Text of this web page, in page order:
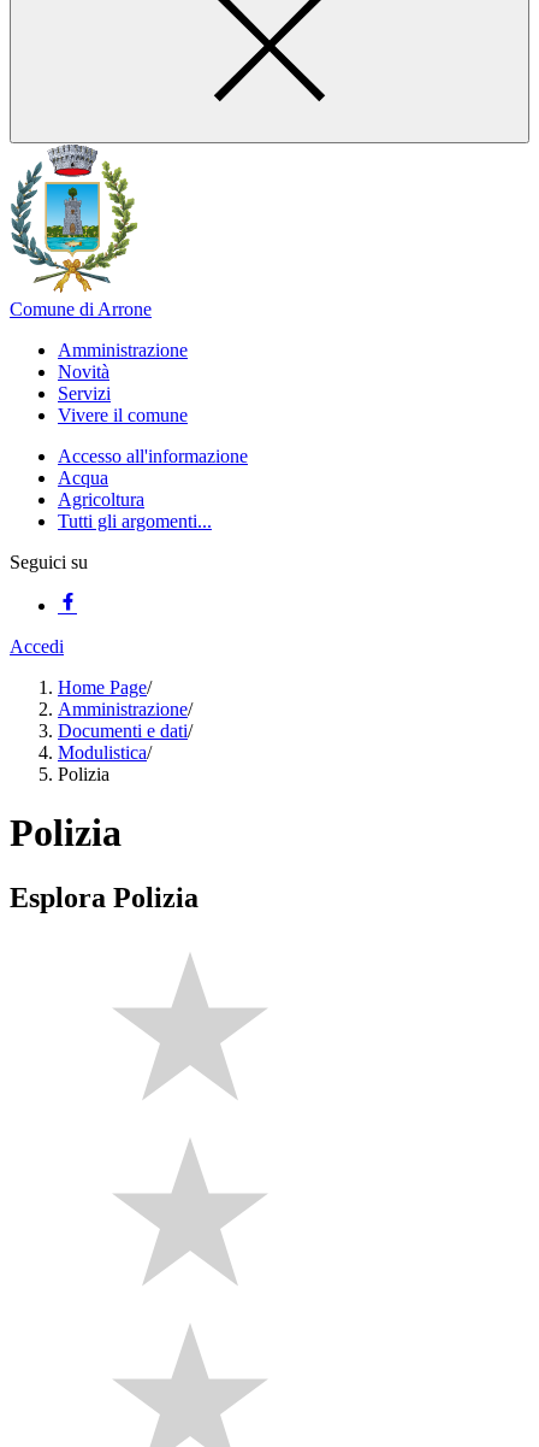
Comune di Arrone
Amministrazione
Novità
Servizi
Vivere il comune
Accesso all'informazione
Acqua
Agricoltura
Tutti gli argomenti...
Seguici su
Accedi
Home Page/
Amministrazione/
Documenti e dati/
Modulistica/
Polizia
Polizia
Esplora Polizia